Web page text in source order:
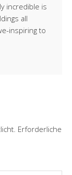
incredible is
all
inspiring to
Erforderliche